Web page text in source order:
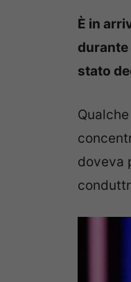
È in
durante
stato
doveva